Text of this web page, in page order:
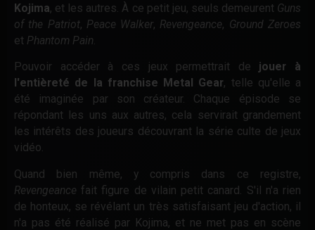
Kojima, et les autres. À ce petit jeu, seuls demeurent Guns
of the Patriot, Peace Walker, Revengeance, Ground Zeroes
et Phantom Pain.
Pouvoir accéder à ces jeux permettrait de jouer à
l'entièreté de la franchise Metal Gear, telle qu'elle a
été imaginée par son créateur. Chaque épisode se
répondant les uns aux autres, cela servirait grandement
les intérêts des joueurs découvrant la série culte de jeux
vidéo.
Quand bien même, y compris dans ce registre,
Revengeance fait figure de vilain petit canard. S'il n'a rien
de honteux, se révélant un très satisfaisant jeu d'action, il
n'a pas été réalisé par Kojima, et ne met pas en scène